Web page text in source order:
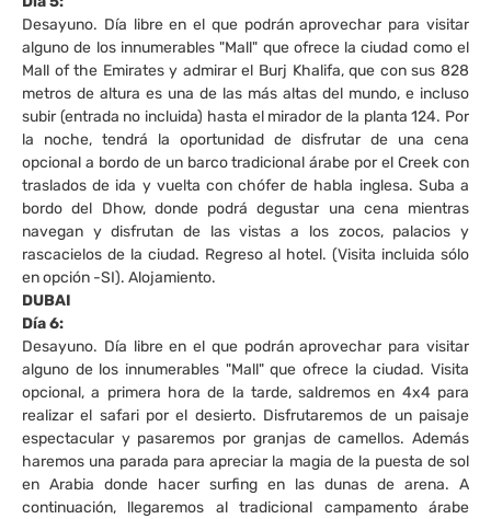
Desayuno. Día libre en el que podrán aprovechar para visitar
alguno de los innumerables "Mall" que ofrece la ciudad como el
Mall of the Emirates y admirar el Burj Khalifa, que con sus 828
metros de altura es una de las más altas del mundo, e incluso
subir (entrada no incluida) hasta el mirador de la planta 124. Por
la noche, tendrá la oportunidad de disfrutar de una cena
opcional a bordo de un barco tradicional árabe por el Creek con
traslados de ida y vuelta con chófer de habla inglesa. Suba a
bordo del Dhow, donde podrá degustar una cena mientras
navegan y disfrutan de las vistas a los zocos, palacios y
rascacielos de la ciudad. Regreso al hotel. (Visita incluida sólo
en opción -SI). Alojamiento.
DUBAI
Día 6:
Desayuno. Día libre en el que podrán aprovechar para visitar
alguno de los innumerables "Mall" que ofrece la ciudad. Visita
opcional, a primera hora de la tarde, saldremos en 4x4 para
realizar el safari por el desierto. Disfrutaremos de un paisaje
espectacular y pasaremos por granjas de camellos. Además
haremos una parada para apreciar la magia de la puesta de sol
en Arabia donde hacer surfing en las dunas de arena. A
continuación, llegaremos al tradicional campamento árabe